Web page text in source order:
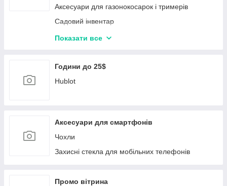
Мережеве обладнання Planet
Bluetooth-адаптери
Процесори
Аксесуари для електроніки
Аксесуари для газонокосарок і тримерів
Садовий інвентар
Приладдя для поливу
Садова техніка
Показати все
Години до 25$
Hublot
Аксесуари для смартфонів
Чохли
Захисні стекла для мобільних телефонів
Промо вітрина